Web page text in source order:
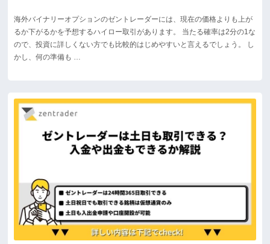
海外バイナリーオプションのゼントレーダーには、現在の価格よりも上が
るか下がるかを予想するハイロー取引があります。 当たる確率は2分の1な
ので、投資に詳しくない方でも比較的はじめやすいと言えるでしょう。 し
かし、何の準備も …